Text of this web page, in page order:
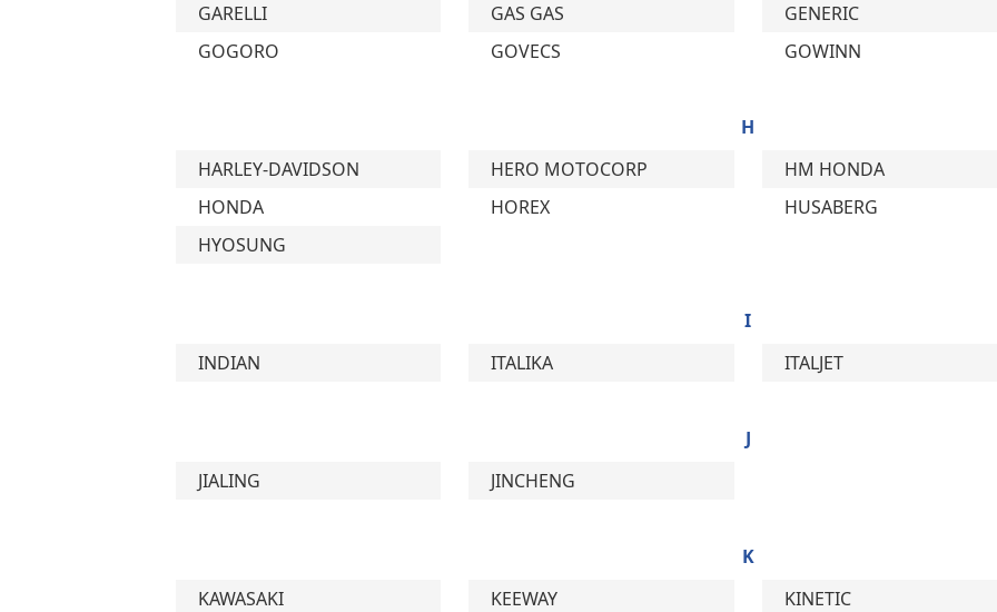
GARELLI
GAS GAS
GENERIC
GOGORO
GOVECS GOWINN
H
HARLEY-DAVIDSON
HERO MOTOCORP
HM HONDA
HONDA
HOREX
HUSABERG
HYOSUNG
I
INDIAN
ITALIKA ITALJET
J
JIALING
JINCHENG
K
KAWASAKI
KEEWAY
KINETIC